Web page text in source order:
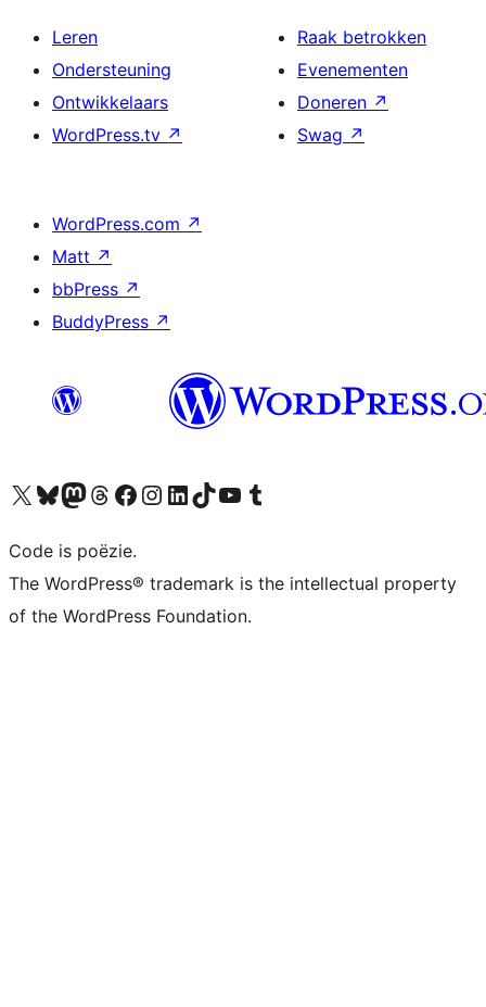
Leren
Ondersteuning
Ontwikkelaars
WordPress.tv ↗
Raak betrokken
Evenementen
Doneren ↗
Swag ↗
WordPress.com ↗
Matt ↗
bbPress ↗
BuddyPress ↗
Bezoek ons X (voorheen Twitter) account
Bezoek ons Bluesky account
Bezoek ons Mastodon account
Bezoek ons Threads account
Onze Facebook pagina bezoeken
Bezoek ons Instagram account
Bezoek ons LinkedIn account
Bezoek ons TikTok account
Bezoek ons YouTube kanaalBezoek ons Tumblr account
Code is poëzie.
The WordPress® trademark is the intellectual property
of the WordPress Foundation.